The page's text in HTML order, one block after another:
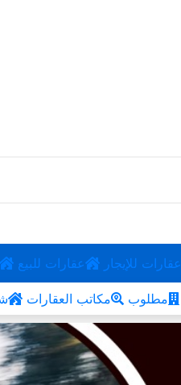
عقارات للبيع عقارات للإيجار
مكاتب العقارات مطلوب